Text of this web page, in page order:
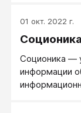
группах.
01 окт. 2022 г.
Соционика
Соционика —
информации